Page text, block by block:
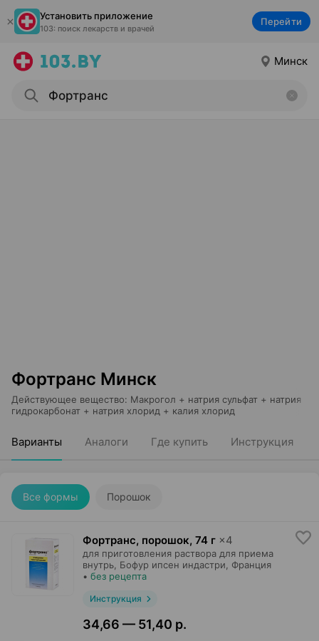
Установить приложение
103: поиск лекарств и врачей
Перейти
Минск
Фортранс Минск
Действующее вещество: Макрогол + натрия сульфат + натрия
гидрокарбонат + натрия хлорид + калия хлорид
Варианты Аналоги Где купить Инструкция
Все формы Порошок
Фортранс, порошок, 74 г ×4
для приготовления раствора для приема
внутрь, Бофур ипсен индастри , Франция
• без рецепта
Инструкция
34,66 — 51,40 р.